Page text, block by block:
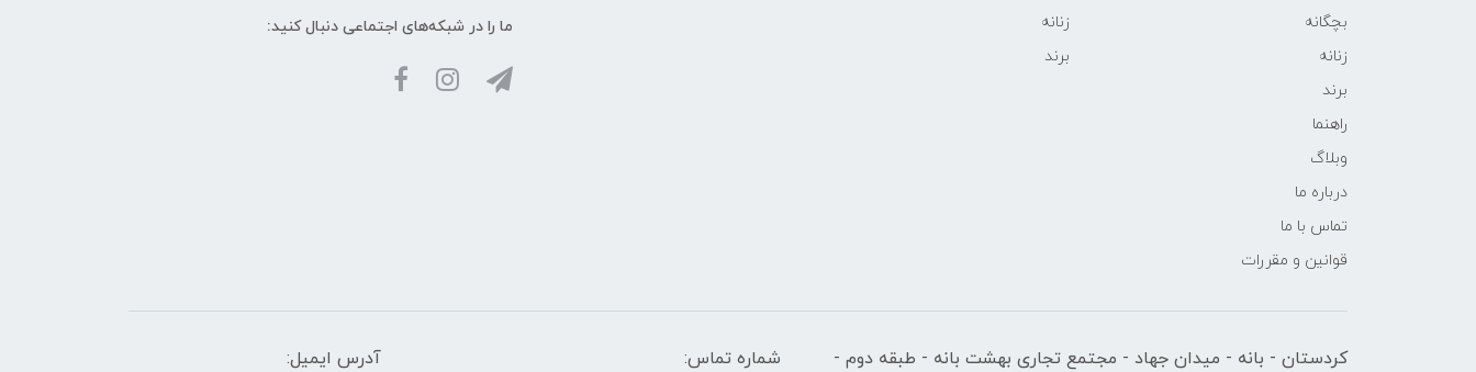
بچگانه
زنانه
برند
راهنما
وبلاگ
درباره ما
تماس با ما
قوانین و مقررات
زنانه
برند
ما را در شبکه‌های اجتماعی دنبال کنید:
کردستان - بانه - میدان جهاد - مجتمع تجاری بهشت بانه - طبقه دوم -
شماره تماس:
آدرس ایمیل: